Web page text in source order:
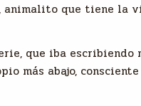
animalito que tiene la
que iba
más abajo,